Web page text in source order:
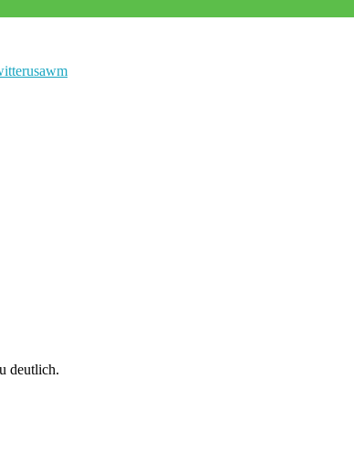
usawm
deutlich.